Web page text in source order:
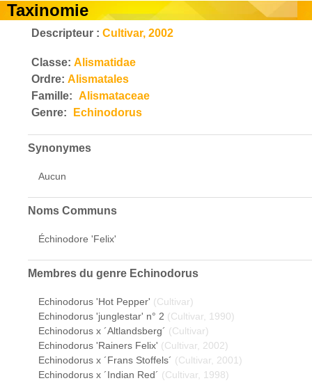
Taxinomie
Descripteur : Cultivar, 2002
Classe: Alismatidae
Ordre: Alismatales
Famille: Alismataceae
Genre:
Echinodorus
Synonymes
Aucun
Noms Communs
Échinodore 'Felix'
Membres du genre Echinodorus
Echinodorus 'Hot Pepper' (Cultivar)
Echinodorus 'junglestar' n° 2 (Cultivar, 1990)
Echinodorus x ´Altlandsberg´ (Cultivar)
Echinodorus 'Rainers Felix' (Cultivar, 2002)
Echinodorus x ´Frans Stoffels´ (Cultivar, 2001)
Echinodorus x ´Indian Red´ (Cultivar, 1998)